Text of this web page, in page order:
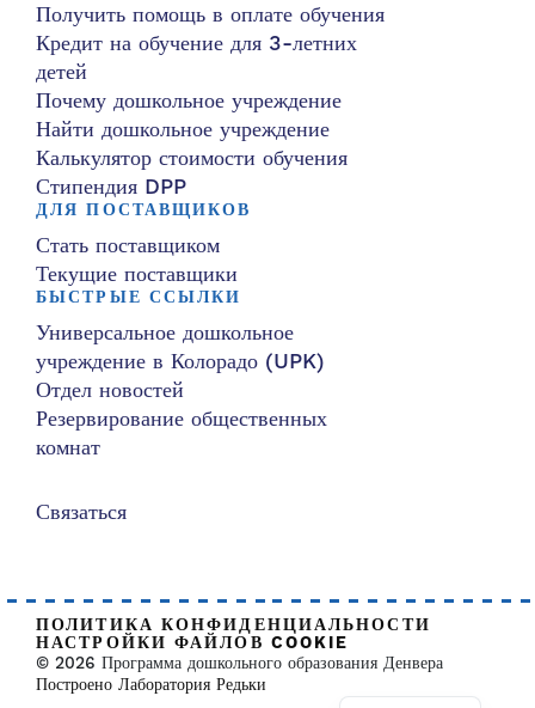
Получить помощь в оплате обучения
Кредит на обучение для 3-летних
детей
Почему дошкольное учреждение
Найти дошкольное учреждение
Калькулятор стоимости обучения
Стипендия DPP
ДЛЯ ПОСТАВЩИКОВ
Стать поставщиком
Текущие поставщики
БЫСТРЫЕ ССЫЛКИ
Универсальное дошкольное
учреждение в Колорадо (UPK)
Отдел новостей
Резервирование общественных
комнат
Связаться
ПОЛИТИКА КОНФИДЕНЦИАЛЬНОСТИ
НАСТРОЙКИ ФАЙЛОВ COOKIE
© 2026 Программа дошкольного образования Денвера
Построено Лаборатория Редьки